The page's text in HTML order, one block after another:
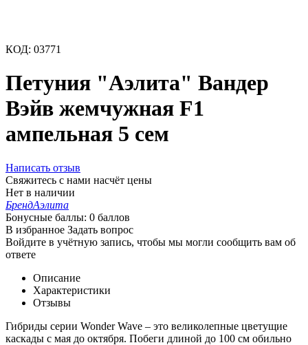
КОД: 03771
Петуния "Аэлита" Вандер
Вэйв жемчужная F1
ампельная 5 сем
Написать отзыв
Свяжитесь с нами насчёт цены
Нет в наличии
БрендАэлита
Бонусные баллы: 0 баллов
В избранное Задать вопрос
Войдите в учётную запись, чтобы мы могли сообщить вам об
ответе
Описание
Характеристики
Отзывы
Гибриды серии Wonder Wave – это великолепные цветущие
каскады с мая до октября. Побеги длиной до 100 см обильно